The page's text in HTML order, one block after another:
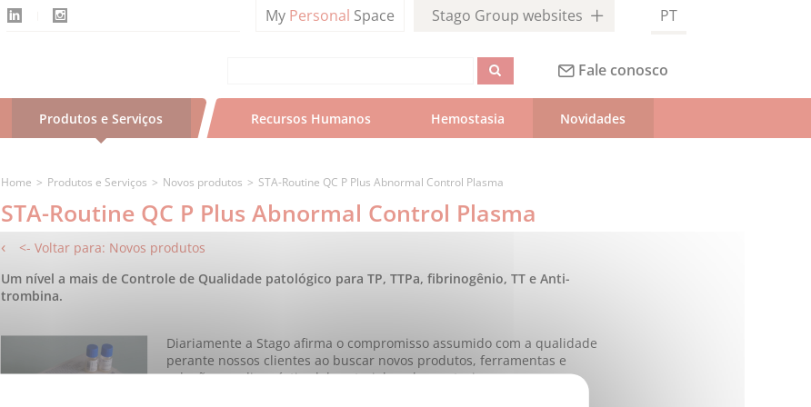
My Personal Space Stago Group websites PT
Fale conosco
Produtos e Serviços Recursos Humanos Hemostasia Novidades
Home Produtos e Serviços Novos produtos STA-Routine QC P Plus Abnormal Control Plasma
STA-Routine QC P Plus Abnormal Control Plasma
<- Voltar para: Novos produtos
Um nível a mais de Controle de Qualidade patológico para TP, TTPa, fibrinogênio, TT e Anti-
trombina.
Diariamente a Stago afirma o compromisso assumido com a qualidade
perante nossos clientes ao buscar novos produtos, ferramentas e
soluções no diagnóstico laboratorial em hemostasia.